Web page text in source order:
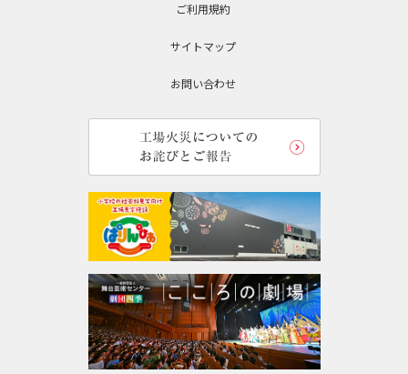
ご利用規約
サイトマップ
お問い合わせ